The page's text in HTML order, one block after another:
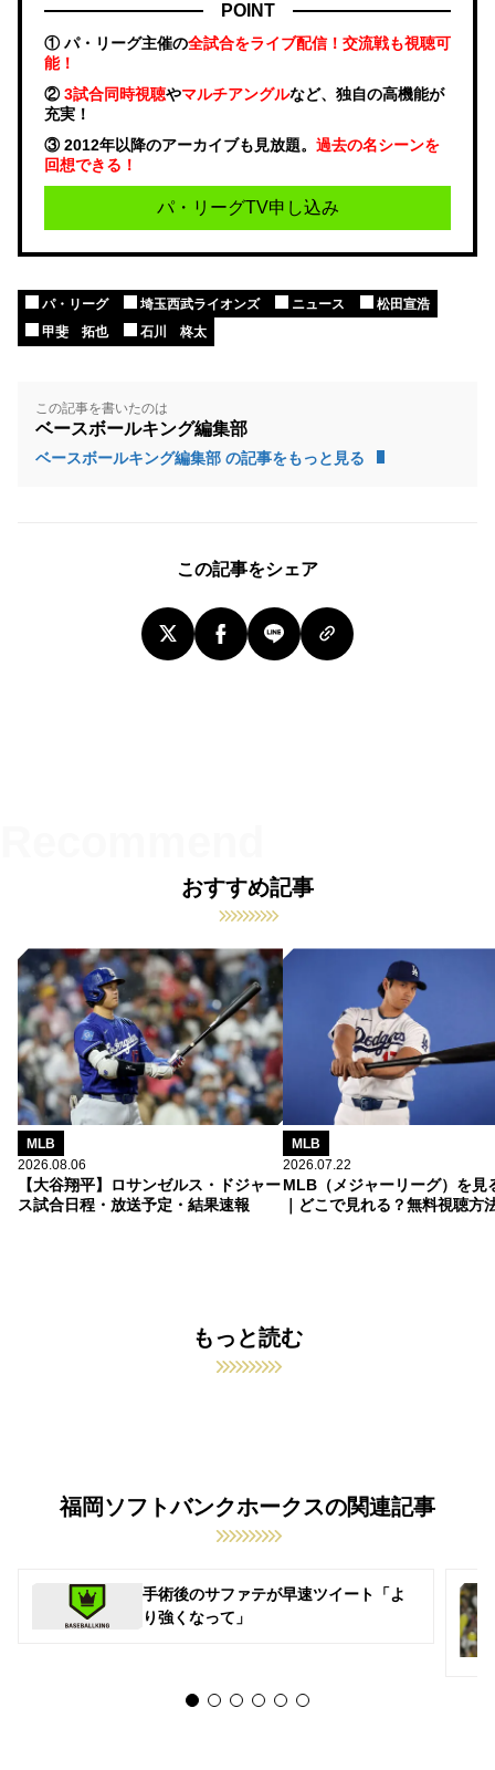
POINT
① パ・リーグ主催の全試合をライブ配信！交流戦も視聴可
能！
②3試合同時視聴やマルチアングルなど、独自の高機能が
充実！
③ 2012年以降のアーカイブも見放題。 過去の名シーンを
回想できる！
パ・リーグTV申し込み
パ・リーグ 埼玉西武ライオンズ ニュース
松田宣浩
甲斐 拓也
石川 柊太
この記事を書いたのは
ベースボールキング編集部
ベースボールキング編集部 の記事をもっと見る
この記事をシェア
おすすめ記事
MLB
2026.08.06
【大谷翔平】ロサンゼルス・ドジャー
ス試合日程・放送予定・結果速報
MLB
2026.07.22
MLB（メジャーリーグ）を見
｜どこで見れる？無料視聴方
もっと読む
福岡ソフトバンクホークスの関連記事
手術後のサファテが早速ツイート「よ
り強くなって」